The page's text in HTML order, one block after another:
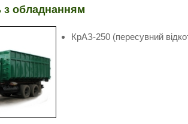
з обладнанням
КрАЗ-250 (пересувний